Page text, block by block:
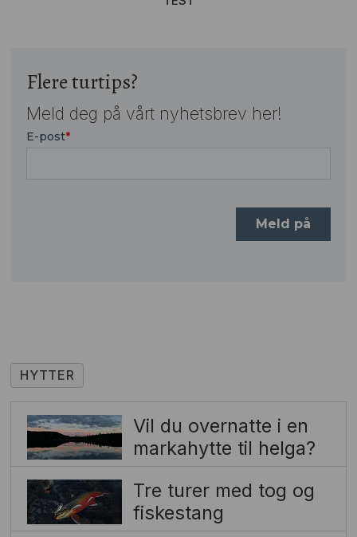
Flere turtips?
Meld deg på vårt nyhetsbrev her!
HYTTER
Vil du overnatte i en
markahytte til helga?
Tre turer med tog og
fiskestang